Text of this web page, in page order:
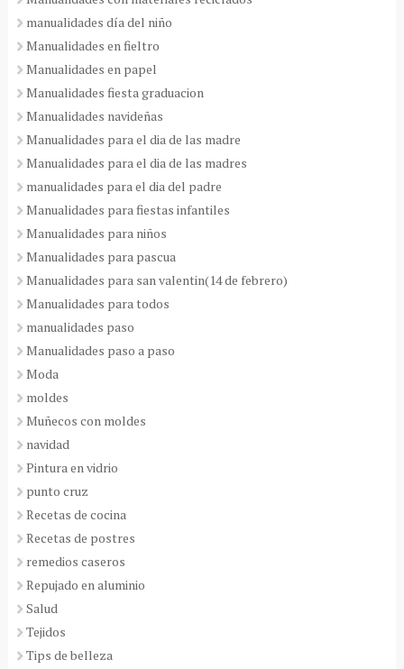
manualidades día del niño
Manualidades en fieltro
Manualidades en papel
Manualidades fiesta graduacion
Manualidades navideñas
Manualidades para el dia de las madre
Manualidades para el dia de las madres
manualidades para el dia del padre
Manualidades para fiestas infantiles
Manualidades para niños
Manualidades para pascua
Manualidades para san valentin(14 de febrero)
Manualidades para todos
manualidades paso
Manualidades paso a paso
Moda
moldes
Muñecos con moldes
navidad
Pintura en vidrio
punto cruz
Recetas de cocina
Recetas de postres
remedios caseros
Repujado en aluminio
Salud
Tejidos
Tips de belleza